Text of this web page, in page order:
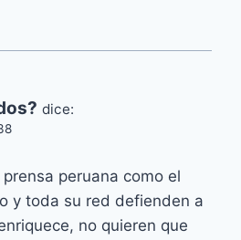
dice:
peruana como el
y toda su red defienden a
no quieren que